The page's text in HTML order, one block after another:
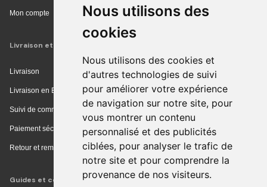
Nous utilisons des
cookies
Nous utilisons des cookies et
d'autres technologies de suivi
pour améliorer votre expérience
de navigation sur notre site, pour
vous montrer un contenu
personnalisé et des publicités
ciblées, pour analyser le trafic de
notre site et pour comprendre la
provenance de nos visiteurs.
Mon compte
Livraison et achat
Livraison
Livraison en Europe
Suivi de commande
Paiement sécurisé
Retour et remboursement
Guides et conseils